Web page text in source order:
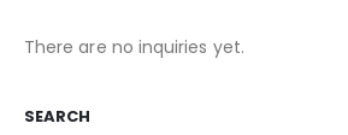
There are no inquiries yet.
SEARCH